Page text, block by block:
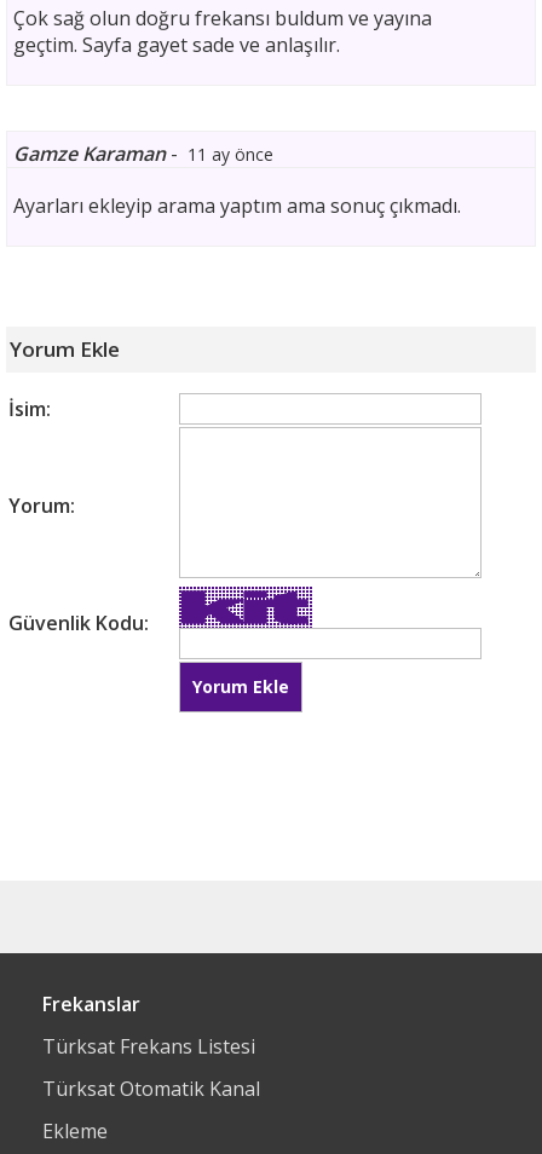
Çok sağ olun doğru frekansı buldum ve yayına
geçtim. Sayfa gayet sade ve anlaşılır.
Gamze Karaman- 11 ay önce
Ayarları ekleyip arama yaptım ama sonuç çıkmadı.
Yorum Ekle
İsim:
Yorum:
Güvenlik Kodu:
Frekanslar
Türksat Frekans Listesi
Türksat Otomatik Kanal
Ekleme